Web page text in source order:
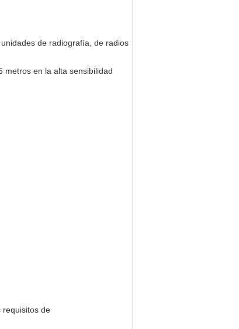
de radiografía, de radios
metros en la alta sensibilidad
requisitos de